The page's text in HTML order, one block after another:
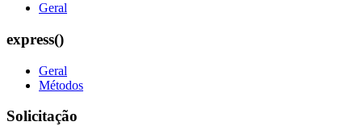
Geral
express()
Geral
Métodos
Solicitação